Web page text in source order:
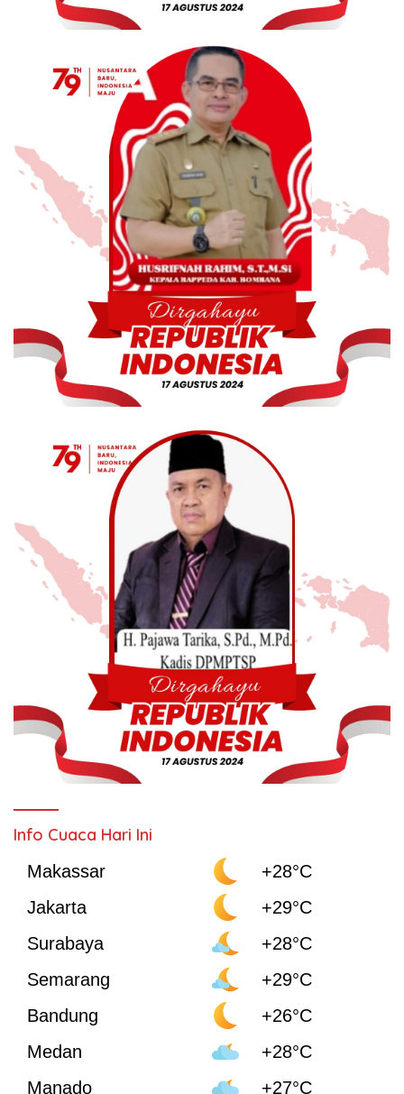
Info Cuaca Hari Ini
Makassar
+28°C
Jakarta
+29°C
Surabaya
+28°C
Semarang
+29°C
Bandung
+26°C
Medan
+28°C
Manado
+27°C